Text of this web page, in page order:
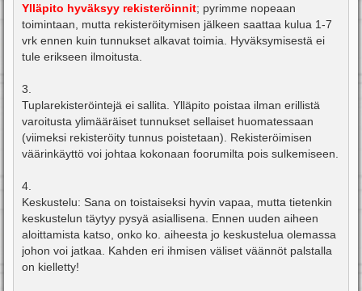
Ylläpito hyväksyy rekisteröinnit; pyrimme nopeaan
toimintaan, mutta rekisteröitymisen jälkeen saattaa kulua 1-7
vrk ennen kuin tunnukset alkavat toimia. Hyväksymisestä ei
tule erikseen ilmoitusta.
3.
Tuplarekisteröintejä ei sallita. Ylläpito poistaa ilman erillistä
varoitusta ylimääräiset tunnukset sellaiset huomatessaan
(viimeksi rekisteröity tunnus poistetaan). Rekisteröimisen
väärinkäyttö voi johtaa kokonaan foorumilta pois sulkemiseen.
4.
Keskustelu: Sana on toistaiseksi hyvin vapaa, mutta tietenkin
keskustelun täytyy pysyä asiallisena. Ennen uuden aiheen
aloittamista katso, onko ko. aiheesta jo keskustelua olemassa
johon voi jatkaa. Kahden eri ihmisen väliset väännöt palstalla
on kielletty!